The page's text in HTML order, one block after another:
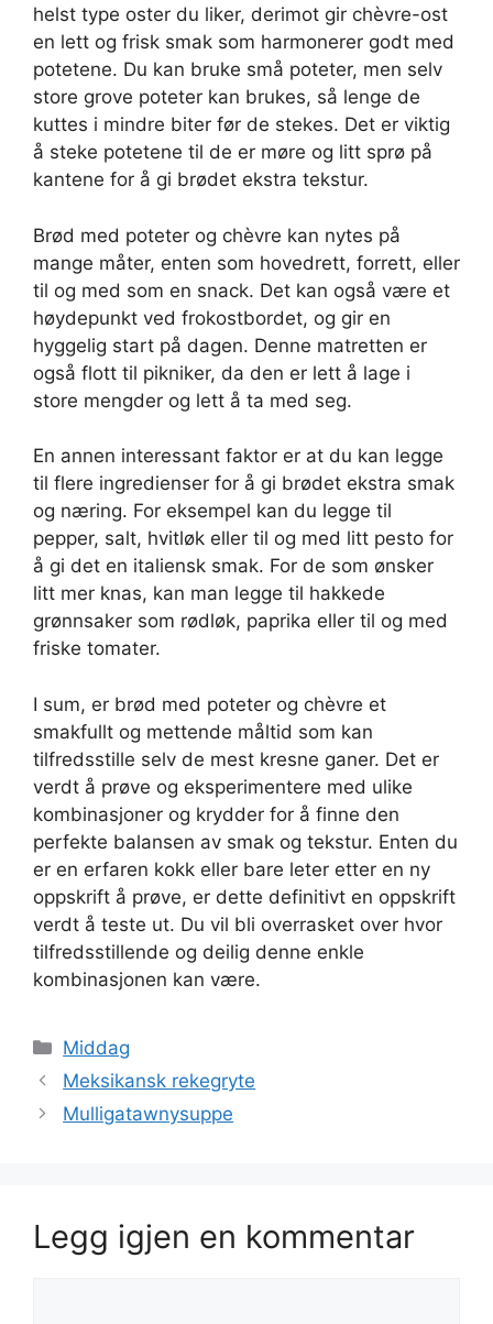
helst type oster du liker, derimot gir chèvre-ost
en lett og frisk smak som harmonerer godt med
potetene. Du kan bruke små poteter, men selv
store grove poteter kan brukes, så lenge de
kuttes i mindre biter før de stekes. Det er viktig
å steke potetene til de er møre og litt sprø på
kantene for å gi brødet ekstra tekstur.
Brød med poteter og chèvre kan nytes på
mange måter, enten som hovedrett, forrett, eller
til og med som en snack. Det kan også være et
høydepunkt ved frokostbordet, og gir en
hyggelig start på dagen. Denne matretten er
også flott til pikniker, da den er lett å lage i
store mengder og lett å ta med seg.
En annen interessant faktor er at du kan legge
til flere ingredienser for å gi brødet ekstra smak
og næring. For eksempel kan du legge til
pepper, salt, hvitløk eller til og med litt pesto for
å gi det en italiensk smak. For de som ønsker
litt mer knas, kan man legge til hakkede
grønnsaker som rødløk, paprika eller til og med
friske tomater.
I sum, er brød med poteter og chèvre et
smakfullt og mettende måltid som kan
tilfredsstille selv de mest kresne ganer. Det er
verdt å prøve og eksperimentere med ulike
kombinasjoner og krydder for å finne den
perfekte balansen av smak og tekstur. Enten du
er en erfaren kokk eller bare leter etter en ny
oppskrift å prøve, er dette definitivt en oppskrift
verdt å teste ut. Du vil bli overrasket over hvor
tilfredsstillende og deilig denne enkle
kombinasjonen kan være.
Kategorier
Middag
Meksikansk rekegryte
Mulligatawnysuppe
Legg igjen en kommentar